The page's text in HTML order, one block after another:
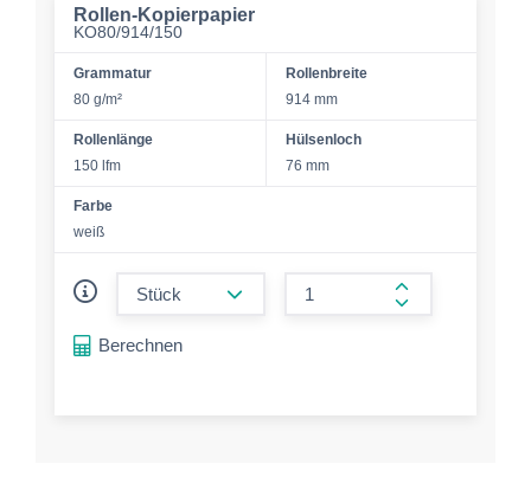
Rollen-Kopierpapier
KO80/914/150
Grammatur
80 g/m²
Rollenbreite
914 mm
Rollenlänge
150 lfm
Hülsenloch
76 mm
Farbe
weiß
form.increase-
Berechnen